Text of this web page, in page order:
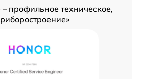
– профильное техническое,